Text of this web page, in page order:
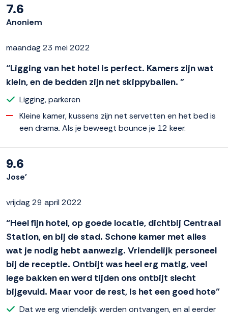
7.6
Anoniem
maandag 23 mei 2022
“Ligging van het hotel is perfect. Kamers zijn wat
klein, en de bedden zijn net skippyballen. ”
Ligging, parkeren
Kleine kamer, kussens zijn net servetten en het bed is
een drama. Als je beweegt bounce je 12 keer.
9.6
Jose'
vrijdag 29 april 2022
“Heel fijn hotel, op goede locatie, dichtbij Centraal
Station, en bij de stad. Schone kamer met alles
wat je nodig hebt aanwezig. Vriendelijk personeel
bij de receptie. Ontbijt was heel erg matig, veel
lege bakken en werd tijden ons ontbijt slecht
bijgevuld. Maar voor de rest, is het een goed hote”
Dat we erg vriendelijk werden ontvangen, en al eerder